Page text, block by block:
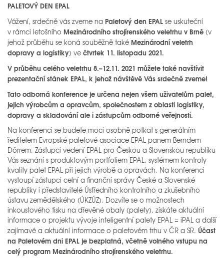
PALETOVÝ DEN EPAL
Vážení, srdečně vás zveme na Paletový den EPAL se uskuteční
v rámci letošního Mezinárodního strojírenského veletrhu v Brně (v
jehož průběhu se koná souběžně také Mezinárodní veletrh
dopravy a logistiky) ve čtvrtek 11. listopadu 2021.
V průběhu celého veletrhu 8.–12.11. 2021 můžete také navštívit
prezentační stánek EPAL, k jehož návštěvě Vás srdečně zveme!
Tato odborná konference je určena nejen všem uživatelům palet,
jejich výrobcům a opravcům, společnostem z oblasti logistiky,
dopravy a skladování ale i zástupcům odborné veřejnosti.
Na konferenci se budete moci osobně potkat s generálním
ředitelem Evropské paletové asociace EPAL panem Berndem
Dörrem. Zástupci vedení EPAL pro Českou a Slovenskou republiku
Vás seznání s produktovým portfoliem EPAL, systémem kontroly
kvality palet EPAL při jejich výrobě a opravách. Na konferenci
vystoupí zástupci celní a finanční správy České a Slovenské
republiky i představitelé Ústředního kontrolního a zkušebního
ústavu zemědělského (ÚKZÚZ). Dozvíte se o možnostech
inkoustového tisku na dřevěné obaly (palety), získáte aktuální
informace o projektu vývoje inteligentní palety EPAL = iPAL a další
zajímavé a aktuální informace o paletovém trhu v ČR a SR. Účast
na Paletovém dni EPAL je bezplatná, včetně volného vstupu na
celý program Mezinárodního strojírenského veletrhu.